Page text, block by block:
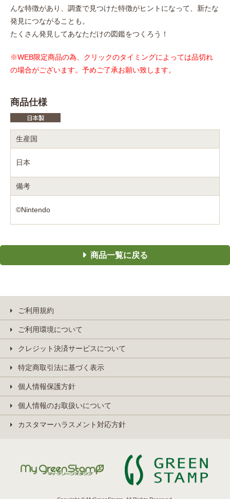
んな特徴があり、調査で見つけた特徴がヒントになって、新たな
発見につながることも。
たくさん発見してあなただけの図鑑をつくろう！
※WEB限定商品の為、クリックのタイミングによっては品切れ
の場合がございます。予めご了承お願い致します。
商品仕様
生産国
日本
備考
©Nintendo
商品一覧に戻る
ご利用規約
ご利用環境について
クレジット決済サービスについて
特定商取引法に基づく表示
個人情報保護方針
個人情報のお取扱いについて
カスタマーハラスメント対応方針